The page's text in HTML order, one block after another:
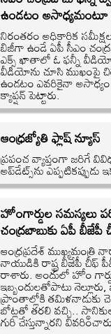
ఉండటం
నిరంతరం అధికారిక
బిజీగా ఉండే ఏపీ సీఎం
ఎక్స్ ఖాతాలో ఓ ఫన్నీ
వీడియోను చూసి ముఖంపై
ఉండటం ఎవరికైనా
క్యాప్షన్ పెట్టారు.
ఆంధ్రజ్యోతి ఫ్లాష్ న్యూస్
ప్రపంచ వ్యాప్తంగా జరిగే
అప్‌డేట్స్‌ను ఎప్పటికప్పుడు
హోంగార్డుల సమస్యలు
చంద్రబాబుకు ఏపీ
ఆంధ్రప్రదేశ్ ముఖ్యమంత్రి
నాయుడికి రాష్ట్ర బీజేపీ చీఫ్
రాశారు. అందులో హోం
ఇబ్బందులతోపాటు
ప్రాంతాల్లోకి తమిళనాడుకు
బోట్లతో తరలి వచ్చి..
గురి చేస్తున్నారని